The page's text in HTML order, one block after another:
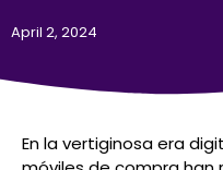
April 2, 2024
En la vertiginosa era